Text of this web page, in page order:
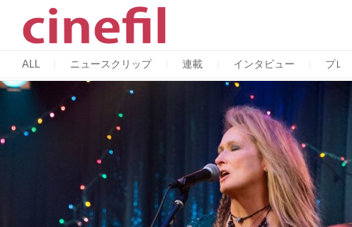
ALL ニュースクリップ 連載 インタビュー プレ